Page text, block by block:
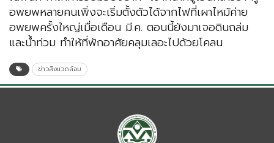
อพยพหลายคนเพิ่งจะเริ่มตั้งตัวได้จากไฟที่เผาไหม้ค่าย
อพยพครั้งใหญ่เมื่อเดือน มี.ค. ตอนนี้ยังมาเจอดินถล่ม
และน้ำท่วม ทำให้ที่พักอาศัยคลุมเลอะไปด้วยโคลน
ข่าวสิ่งแวดล้อม